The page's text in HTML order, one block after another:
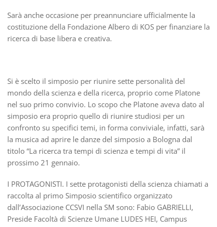
Sarà anche occasione per preannunciare ufficialmente la
costituzione della Fondazione Albero di KOS per finanziare la
ricerca di base libera e creativa.
Si è scelto il simposio per riunire sette personalità del
mondo della scienza e della ricerca, proprio come Platone
nel suo primo convivio. Lo scopo che Platone aveva dato al
simposio era proprio quello di riunire studiosi per un
confronto su specifici temi, in forma conviviale, infatti, sarà
la musica ad aprire le danze del simposio a Bologna dal
titolo “La ricerca tra tempi di scienza e tempi di vita” il
prossimo 21 gennaio.
I PROTAGONISTI. I sette protagonisti della scienza chiamati a
raccolta al primo Simposio scientifico organizzato
dall’Associazione CCSVI nella SM sono: Fabio GABRIELLI,
Preside Facoltà di Scienze Umane LUDES HEI, Campus